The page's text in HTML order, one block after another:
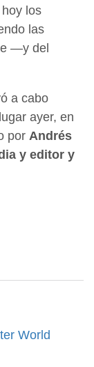
los
las
—y del
a cabo
ayer, en
por Andrés
y editor y
World